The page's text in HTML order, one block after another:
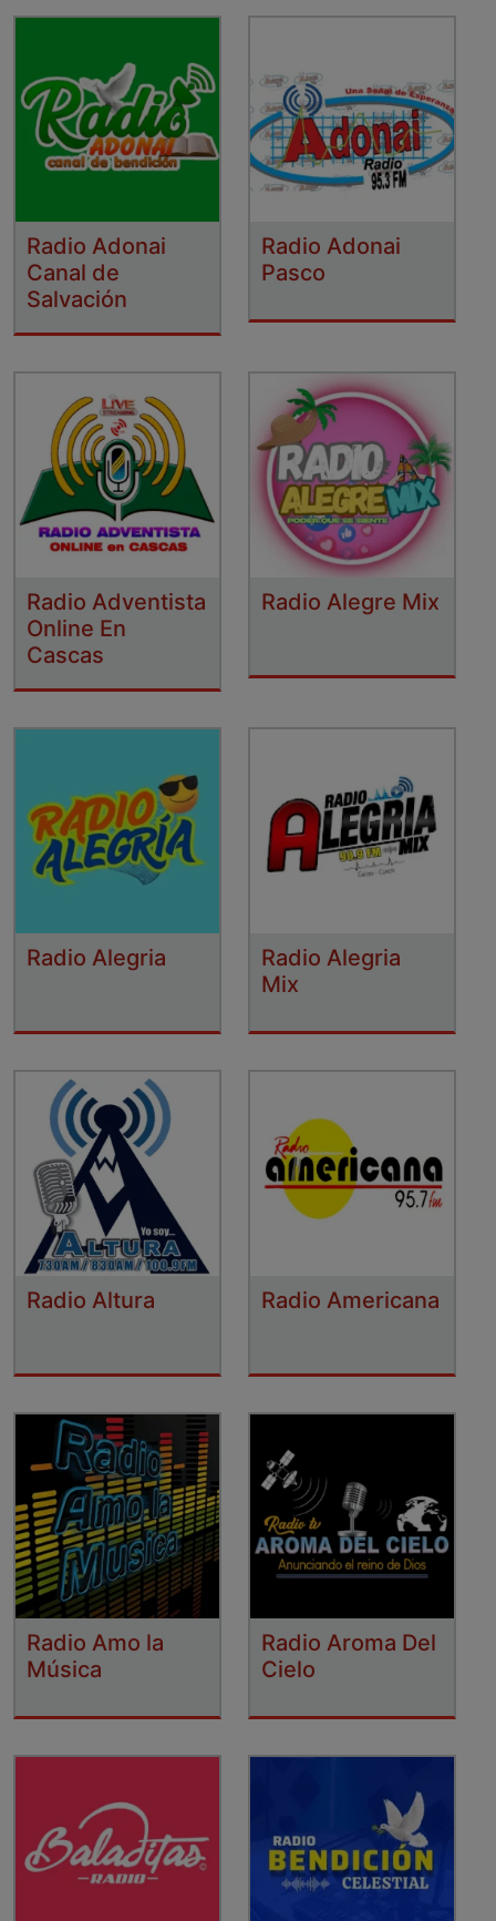
Radio Adonai
Canal de
Salvación
Radio Adonai
Pasco
Radio Adventista
Online En
Cascas
Radio Alegre Mix
Radio Alegria
Radio Alegria
Mix
Radio Altura Radio Americana
Radio Amo la
Música
Radio Aroma Del
Cielo